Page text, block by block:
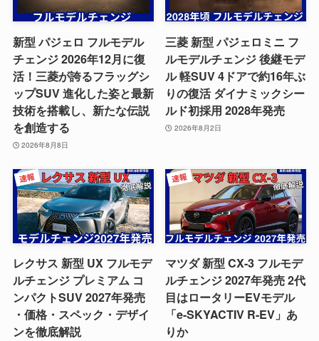
新型 パジェロ フルモデル
チェンジ 2026年12月に復
活！三菱が誇るフラッグシ
ップSUV 進化した姿と最新
技術を搭載し、新たな伝説
を創造する
2026年8月8日
三菱 新型 パジェロミニ フ
ルモデルチェンジ 後継モデ
ル 軽SUV 4ドアで約16年ぶ
りの復活 ダイナミックシー
ルド初採用 2028年発売
2026年8月2日
レクサス 新型 UX フルモデ
ルチェンジ プレミアム コ
ンパクトSUV 2027年発売
・価格・スペック・デザイ
ンを徹底解説
マツダ 新型 CX-3 フルモデ
ルチェンジ 2027年発売 2代
目はロータリーEVモデル
「e-SKYACTIV R-EV」あ
りか